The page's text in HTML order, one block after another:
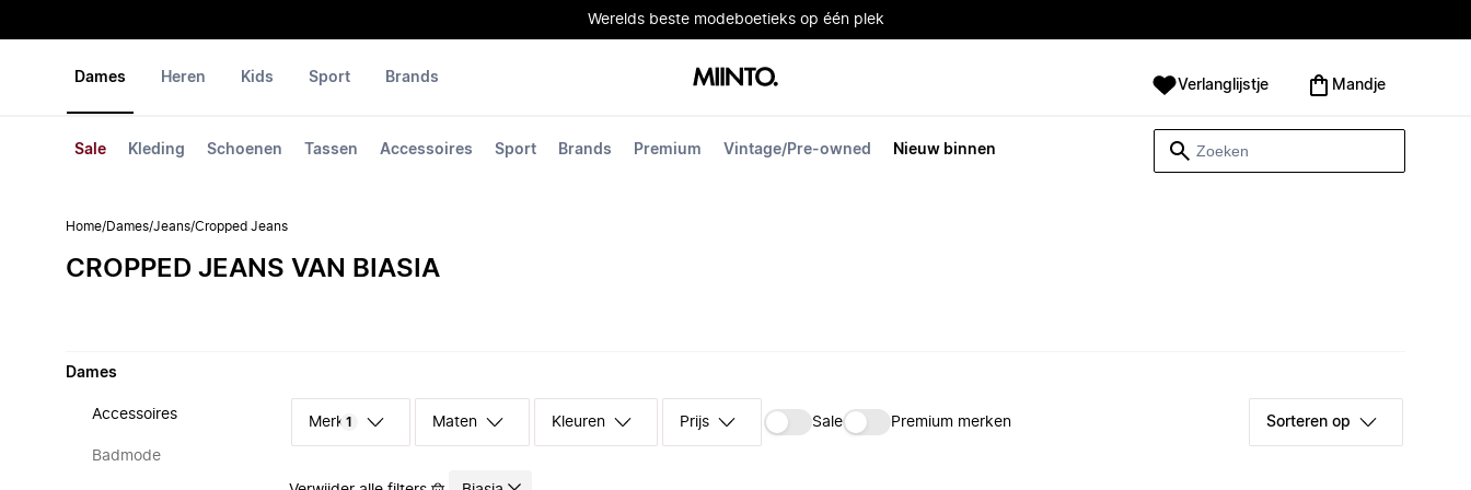
Werelds beste modeboetieks op één plek
Dames
Sale Kleding Schoenen Tassen Accessoires Sport Brands Premium Vintage/Pre-owned Nieuw binnen
Heren Kids Sport Brands Verlanglijstje Mandje
Home/Dames/Jeans/Cropped Jeans
CROPPED JEANS VAN BIASIA
Dames
Accessoires
Badmode
Merk 1 Maten Kleuren Prijs Sale Premium merken Sorteren op